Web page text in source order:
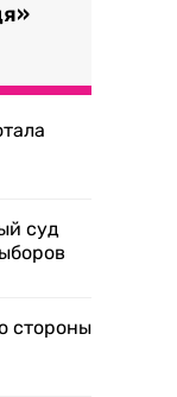
суд
стороны